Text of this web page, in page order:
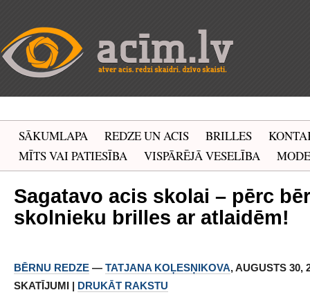
SĀKUMLAPA REDZE UN ACIS BRILLES
MĪTS VAI PATIESĪBA
VISPĀRĒJĀ VESELĪBA MODE
Sagatavo acis skolai – pērc
skolnieku brilles ar atlaidēm!
BĒRNU REDZE — TATJANA KOĻESŅIKOVA, AUGUSTS 30,
SKATĪJUMI | DRUKĀT RAKSTU